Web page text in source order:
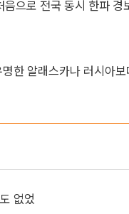
으로 전국 동시 한파 경
한 알래스카나 러시아보
없었